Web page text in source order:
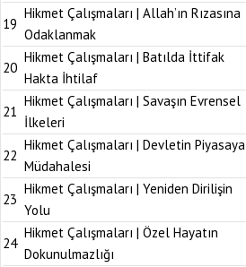
19
Hikmet Çalışmaları | Allah’ın Rızasına
Odaklanmak
20
Hikmet Çalışmaları | Batılda İttifak
Hakta İhtilaf
21
Hikmet Çalışmaları | Savaşın Evrensel
İlkeleri
22
Hikmet Çalışmaları | Devletin Piyasaya
Müdahalesi
23
Hikmet Çalışmaları | Yeniden Dirilişin
Yolu
24
Hikmet Çalışmaları | Özel Hayatın
Dokunulmazlığı